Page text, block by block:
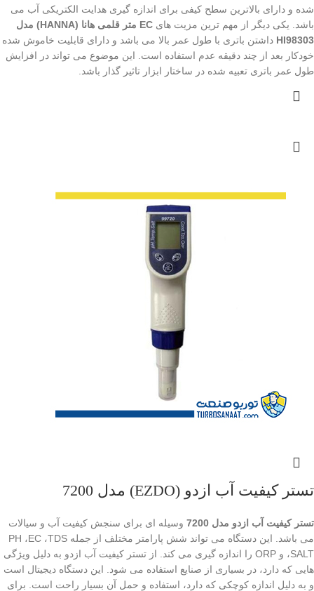
شده و دارای بالاترین سطح کیفی برای اندازه گیری هدایت الکتریکی آب می
باشد. یکی دیگر از مهم ترین مزیت های
EC متر قلمی هانا (HANNA) مدل
HI98303 داشتن باتری با طول عمر بالا می باشد و دارای قابلیت خاموش شده
خودکار بعد از چند دقیقه عدم استفاده است. این موضوع می تواند در افزایش
طول عمر باتری تعبیه شده در ساختار ابزار تاثیر گذار باشد.
تستر کیفیت آب ازدو (EZDO) مدل 7200
تستر کیفیت آب ازدو مدل 7200
وسیله ای برای سنجش کیفیت آب و سیالات
می باشد. این دستگاه می تواند شش پارامتر مختلف از جمله PH ،EC ،TDS
،SALT و ORP را اندازه گیری می کند. از تستر کیفیت آب ازدو به دلیل ویژگی
هایی که دارد، در بسیاری از صنایع استفاده می شود. این دستگاه دیجیتال است
و به دلیل اندازه کوچکی که دارد، استفاده و حمل آن بسیار راحت است. برای